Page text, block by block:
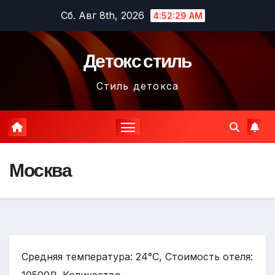
содержимому
Сб. Авг 8th, 2026 4:52:30 AM
Детокс стиль
Стиль детокса
Москва
Средняя температура: 24°C, Стоимость отеля: